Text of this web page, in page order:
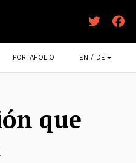
PORTAFOLIO EN / DE
que